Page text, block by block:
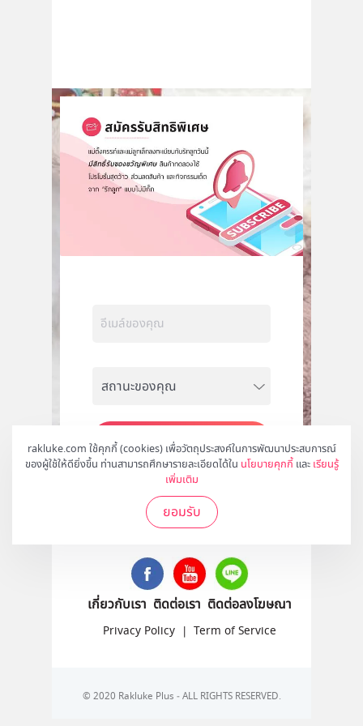
rakluke.com ใช้คุกกี้ (cookies) เพื่อวัตถุประสงค์ในการพัฒนาประสบการณ์
ของผู้ใช้ให้ดียิ่งขึ้น ท่านสามารถศึกษารายละเอียดได้ใน นโยบายคุกกี้ และ เรียนรู้
เพิ่มเติม
ยอมรับ
สมัคร
ติดตามเราได้ที่
เกี่ยวกับเรา ติดต่อเรา ติดต่อลงโฆษณา
Privacy Policy | Term of Service
© 2020 Rakluke Plus - ALL RIGHTS RESERVED.